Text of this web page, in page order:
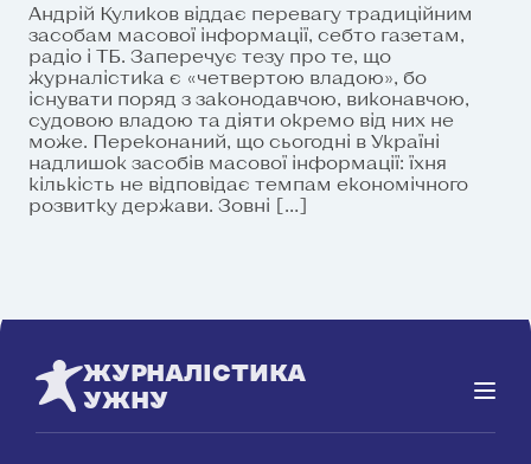
Андрій Куликов віддає перевагу традиційним
засобам масової інформації, себто газетам,
радіо і ТБ. Заперечує тезу про те, що
журналістика є «четвертою владою», бо
існувати поряд з законодавчою, виконавчою,
судовою владою та діяти окремо від них не
може. Переконаний, що сьогодні в Україні
надлишок засобів масової інформації: їхня
кількість не відповідає темпам економічного
розвитку держави. Зовні […]
ЖУРНАЛІСТИКА
УЖНУ